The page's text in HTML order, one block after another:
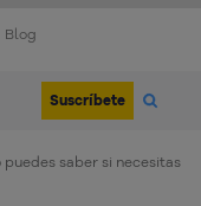
Blog
Suscríbete
saber si necesitas